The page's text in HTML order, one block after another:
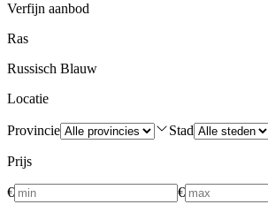
Verfijn aanbod
Ras
Russisch Blauw
Locatie
Provincie Stad
Prijs
€ €